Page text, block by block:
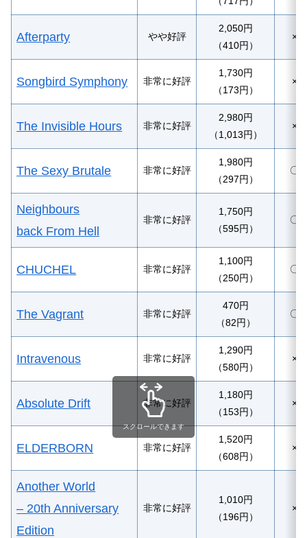
Afterparty やや好評
2,050円
（410円）
×
Songbird Symphony 非常に好評
1,730円
（173円）
×
The Invisible Hours 非常に好評
2,980円
（1,013円）
×
The Sexy Brutale 非常に好評
1,980円
（297円）
〇
Neighbours
back From Hell
非常に好評
1,750円
（595円）
〇
CHUCHEL 非常に好評
1,100円
（250円）
〇
The Vagrant 非常に好評
470円
（82円）
〇
Intravenous 非常に好評
1,290円
（580円）
×
Absolute Drift 非常に好評
1,180円
（153円）
×
ELDERBORN 非常に好評
1,520円
（608円）
×
Another World
– 20th Anniversary
Edition
非常に好評
1,010円
（196円）
×
スクロールできます